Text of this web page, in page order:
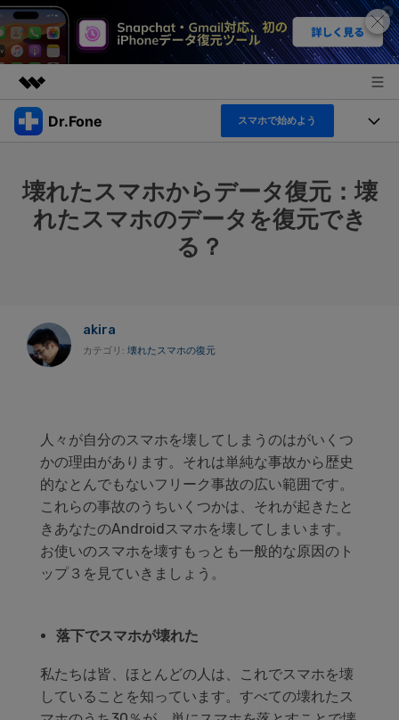
製品
ユーティリティ
法人・教育・パートナー
概要
企業情報
サポート
Dr.Fone スマホで始めよう
機能
製品
オンラインツール
製品活用
トピック
データ転送
スマホ問題
スマホ保護
もっと見る
検索
壊れたスマホからデータ復元：壊
れたスマホのデータを復元でき
る？
akira
カテゴリ: 壊れたスマホの復元
人々が自分のスマホを壊してしまうのはがいくつ
かの理由があります。それは単純な事故から歴史
的なとんでもないフリーク事故の広い範囲です。
これらの事故のうちいくつかは、それが起きたと
きあなたのAndroidスマホを壊してしまいます。
お使いのスマホを壊すもっとも一般的な原因のト
ップ３を見ていきましょう。
落下でスマホが壊れた
私たちは皆、ほとんどの人は、これでスマホを壊
していることを知っています。すべての壊れたス